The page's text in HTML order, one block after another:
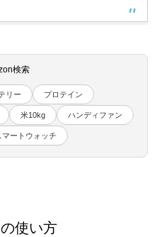
検索
リー プロテイン
米10kg ハンディファン
マートウォッチ
使い方